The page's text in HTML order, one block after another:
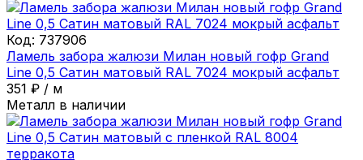
Код: 737906
Ламель забора жалюзи Милан новый гофр Grand
Line 0,5 Сатин матовый RAL 7024 мокрый асфальт
351 ₽ / м
Металл в наличии